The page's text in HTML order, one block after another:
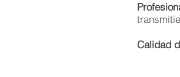
Calidad